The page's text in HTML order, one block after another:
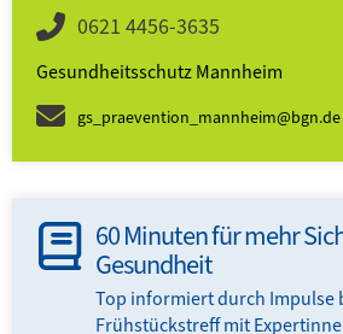
0621 4456-3635
Gesundheitsschutz Mannheim
gs_praevention_mannheim@bgn.de
60 Minuten für mehr
Gesundheit
Top informiert durch Impulse
Frühstückstreff mit